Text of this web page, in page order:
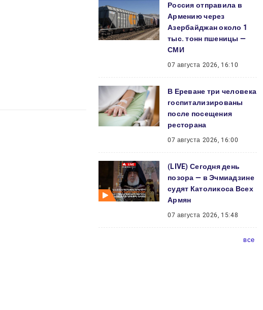
Россия отправила в
Армению через
Азербайджан около 1
тыс. тонн пшеницы —
СМИ
07 августа 2026, 16:10
В Ереване три человека
госпитализированы
после посещения
ресторана
07 августа 2026, 16:00
(LIVE) Сегодня день
позора — в Эчмиадзине
судят Католикоса Всех
Армян
07 августа 2026, 15:48
все